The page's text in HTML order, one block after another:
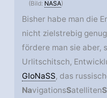
(Bild: NASA)
Bisher habe man die
nicht zielstrebig
fördere man sie aber,
Urlitschitsch,
GloNaSS, das
NavigationsSatellitenS